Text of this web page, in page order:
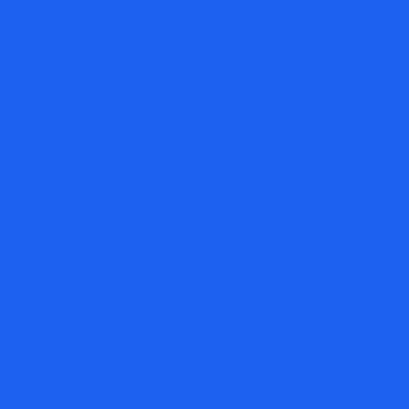
người dùng cũng có thể tham khảo
đo.
tìm dịch vụ phù hợp với thiết bị đang sử
không hiển thị hoặc không nhận thao tác.
bất thường theo điều kiện môi trường.
mặt đo bị mòn, đầu cắm lỏng, linh kiện suy